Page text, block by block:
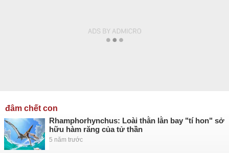
đâm chết con
Rhamphorhynchus: Loài thằn lằn bay "tí hon" sở
hữu hàm răng của tử thần
5 năm trước